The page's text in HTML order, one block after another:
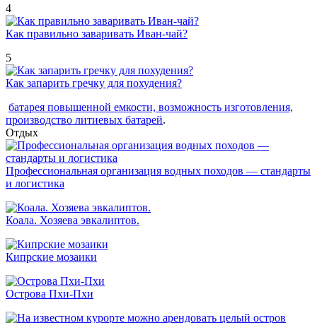
4
Как правильно заваривать Иван-чай?
5
Как запарить гречку для похудения?
батарея повышенной емкости, возможность изготовления,
производство литиевых батарей.
Отдых
Профессиональная организация водных походов — стандарты
и логистика
Коала. Хозяева эвкалиптов.
Кипрские мозаики
Острова Пхи-Пхи